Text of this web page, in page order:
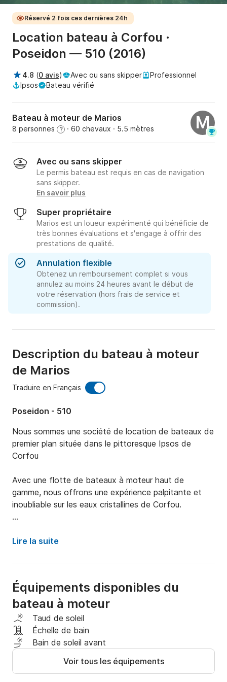
Réservé 2 fois ces dernières 24h
Location bateau à Corfou ·
Poseidon — 510 (2016)
4.8 (0 avis) Avec ou sans skipper
Professionnel
Ipsos
Bateau vérifié
Bateau à moteur de Marios
8 personnes ? · 60 chevaux · 5.5 mètres M
Avec ou sans skipper
Le permis bateau est requis en cas de navigation
sans skipper.
En savoir plus
Super propriétaire
Marios est un loueur expérimenté qui bénéficie de
très bonnes évaluations et s'engage à offrir des
prestations de qualité.
Annulation flexible
Obtenez un remboursement complet si vous
annulez au moins 24 heures avant le début de
votre réservation (hors frais de service et
commission).
Description du bateau à moteur
de Marios
Traduire en Français
Poseidon - 510
Nous sommes une société de location de bateaux de
premier plan située dans le pittoresque Ipsos de
Corfou
Avec une flotte de bateaux à moteur haut de
gamme, nous offrons une expérience palpitante et
inoubliable sur les eaux cristallines de Corfou.
aventurier débutant, nous avons le bateau parfait
Qu'il s'agisse de navires compacts et agiles pour des
voyages rapides ou de bateaux spacieux et luxueux
pour des excursions prolongées, les bateaux de la
société sont entretenus selon les normes les plus
élevées et équipés de toutes les dernières
fonctionnalités de sécurité pour assurer une conduite
confortable et sans souci.
Le service client est primordial. Le personnel amical et
Lire la suite
Équipements disponibles du
bateau à moteur
Taud de soleil
Échelle de bain
Bain de soleil avant
Voir tous les équipements